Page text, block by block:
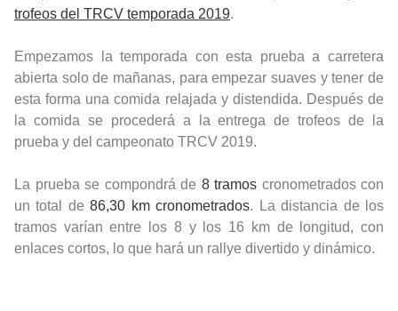
trofeos del TRCV temporada 2019.
Empezamos la temporada con esta prueba a carretera
abierta solo de mañanas, para empezar suaves y tener de
esta forma una comida relajada y distendida. Después de
la comida se procederá a la entrega de trofeos de la
prueba y del campeonato TRCV 2019.
La prueba se compondrá de 8 tramos cronometrados con
un total de86,30 km cronometrados. La distancia de los
tramos varían entre los 8 y los 16 km de longitud, con
enlaces cortos, lo que hará un rallye divertido y dinámico.